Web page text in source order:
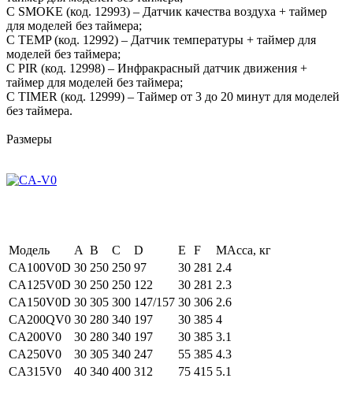
C SMOKE (код. 12993) – Датчик качества воздуха + таймер
для моделей без таймера;
С TEMP (код. 12992) – Датчик температуры + таймер для
моделей без таймера;
С PIR (код. 12998) – Инфракрасный датчик движения +
таймер для моделей без таймера;
С TIMER (код. 12999) – Таймер от 3 до 20 минут для моделей
без таймера.
Размеры
Модель A B C D E F
МАсса, кг
CA100V0D 30 250 250 97 30 281 2.4
CA125V0D 30 250 250 122 30 281 2.3
CA150V0D 30 305 300 147/157 30 306 2.6
CA200QV0 30 280 340 197 30 385 4
CA200V0
30 280 340 197 30 385 3.1
CA250V0
30 305 340 247 55 385 4.3
CA315V0
40 340 400 312 75 415 5.1